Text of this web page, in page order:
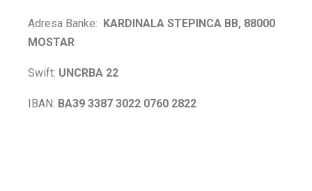
Adresa Banke: KARDINALA STEPINCA BB, 88000
MOSTAR
Swift: UNCRBA 22
IBAN: BA39 3387 3022 0760 2822